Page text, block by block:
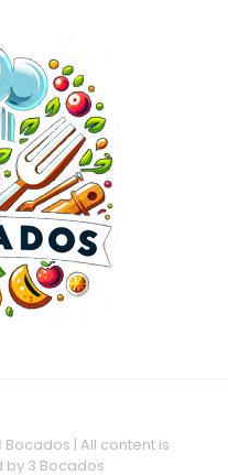
Bocados | All content is
3 Bocados